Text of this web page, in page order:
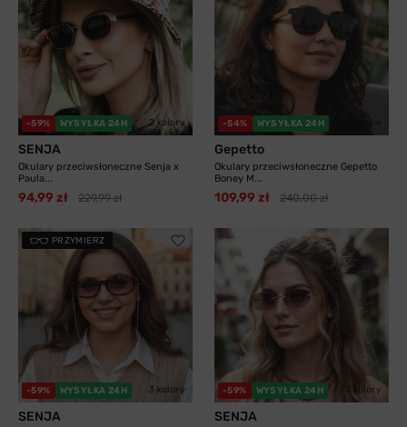
-59% WYSYŁKA 24H 2 kolory
SENJA
Okulary przeciwsłoneczne Senja x
Paula...
94,99 zł 229,99 zł
-54% WYSYŁKA 24H
Gepetto
Okulary przeciwsłoneczne Gepetto
Boney M...
109,99 zł 240,00 zł
PRZYMIERZ
-59% WYSYŁKA 24H 3 kolory
SENJA
-59% WYSYŁKA 24H 3 kolory
SENJA